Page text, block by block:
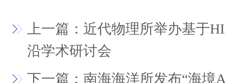
上一篇：近代物理所举办基于
沿学术研讨会
下一篇：南海海洋所发布“海境